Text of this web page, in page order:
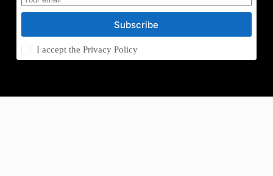
Subscribe
I accept thePrivacy Policy